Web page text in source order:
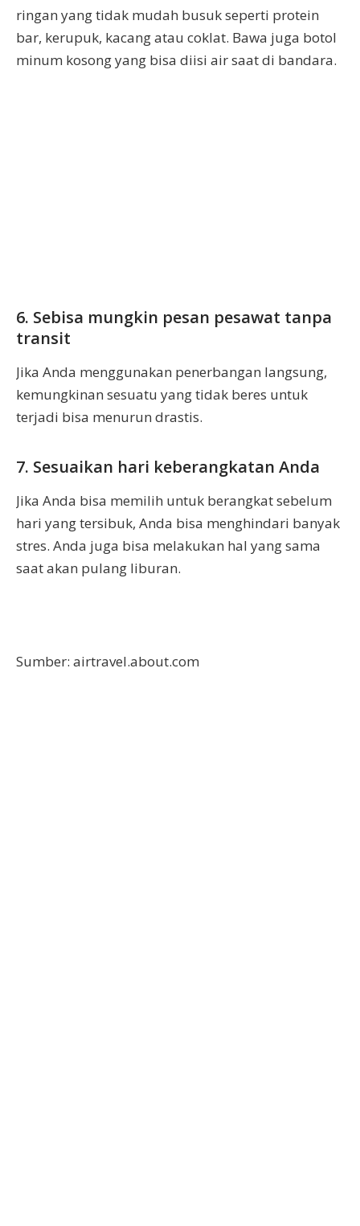
ringan yang tidak mudah busuk seperti protein
bar, kerupuk, kacang atau coklat. Bawa juga botol
minum kosong yang bisa diisi air saat di bandara.
6. Sebisa mungkin pesan pesawat tanpa
transit
Jika Anda menggunakan penerbangan langsung,
kemungkinan sesuatu yang tidak beres untuk
terjadi bisa menurun drastis.
7. Sesuaikan hari keberangkatan Anda
Jika Anda bisa memilih untuk berangkat sebelum
hari yang tersibuk, Anda bisa menghindari banyak
stres. Anda juga bisa melakukan hal yang sama
saat akan pulang liburan.
Sumber: airtravel.about.com